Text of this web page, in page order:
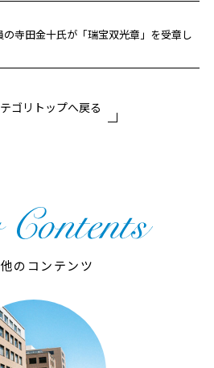
の寺田金十氏が「瑞宝双光章」を受章し
ゴリトップへ戻る
のコンテンツ